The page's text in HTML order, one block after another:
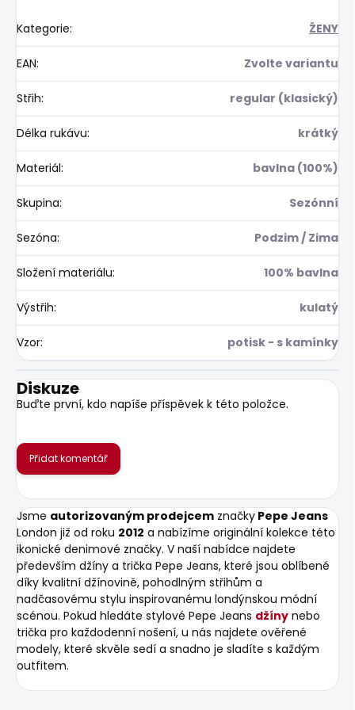
Kategorie: ŽENY
EAN: Zvolte variantu
Střih: regular (klasický)
Délka rukávu: krátký
Materiál: bavlna (100%)
Skupina: Sezónní
Sezóna: Podzim / Zima
Složení materiálu: 100% bavlna
Výstřih: kulatý
Vzor: potisk - s kamínky
Diskuze
Buďte první, kdo napíše příspěvek k této položce.
Přidat komentář
Jsme autorizovaným prodejcem značky Pepe Jeans
London již od roku 2012 a nabízíme originální kolekce této
ikonické denimové značky. V naší nabídce najdete
především džíny a trička Pepe Jeans, které jsou oblíbené
díky kvalitní džínovině, pohodlným střihům a
nadčasovému stylu inspirovanému londýnskou módní
scénou. Pokud hledáte stylové Pepe Jeans džíny nebo
trička pro každodenní nošení, u nás najdete ověřené
modely, které skvěle sedí a snadno je sladíte s každým
outfitem.